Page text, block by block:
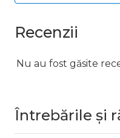
Recenzii
Nu au fost găsite
Întrebările și